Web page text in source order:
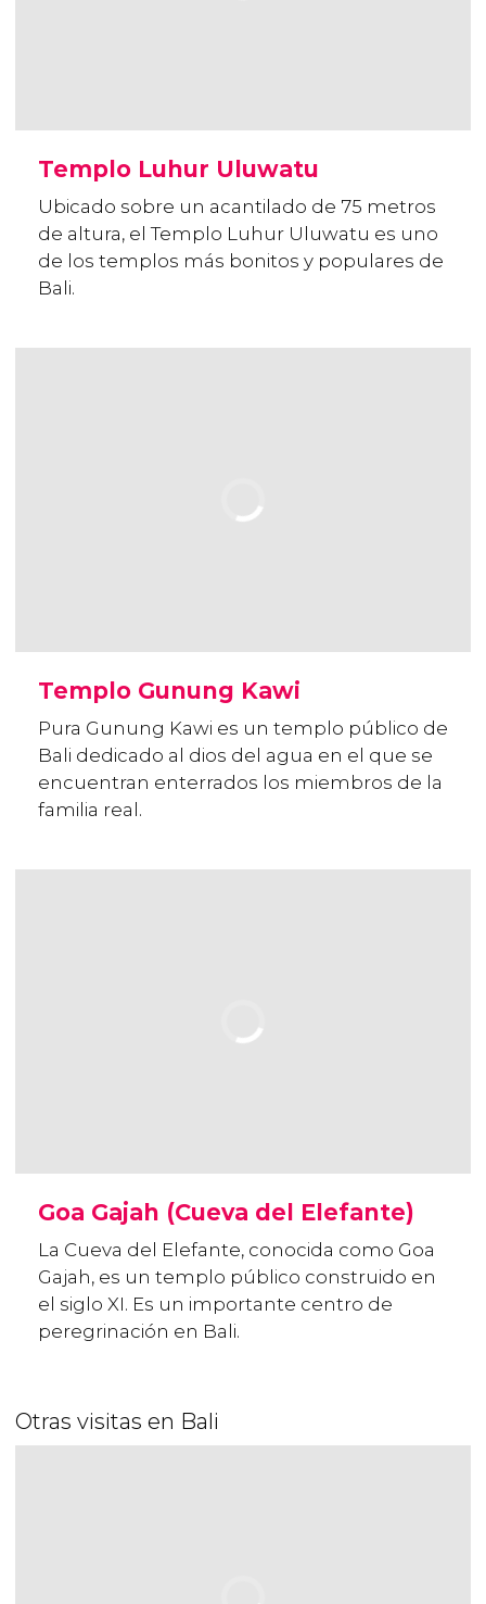
Templo Luhur Uluwatu
Ubicado sobre un acantilado de 75 metros
de altura, el Templo Luhur Uluwatu es uno
de los templos más bonitos y populares de
Bali.
Templo Gunung Kawi
Pura Gunung Kawi es un templo público de
Bali dedicado al dios del agua en el que se
encuentran enterrados los miembros de la
familia real.
Goa Gajah (Cueva del Elefante)
La Cueva del Elefante, conocida como Goa
Gajah, es un templo público construido en
el siglo XI. Es un importante centro de
peregrinación en Bali.
Otras visitas en Bali